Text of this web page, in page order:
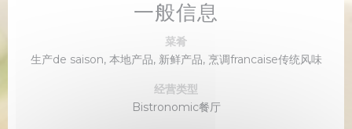
一般信息
菜肴
生产de saison, 本地产品, 新鲜产品, 烹调francaise传统风味
经营类型
Bistronomic餐厅